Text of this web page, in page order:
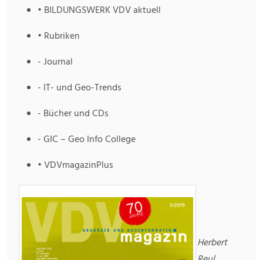
• BILDUNGSWERK VDV aktuell
• Rubriken
- Journal
- IT- und Geo-Trends
- Bücher und CDs
- GIC – Geo Info College
• VDVmagazinPlus
Herbert